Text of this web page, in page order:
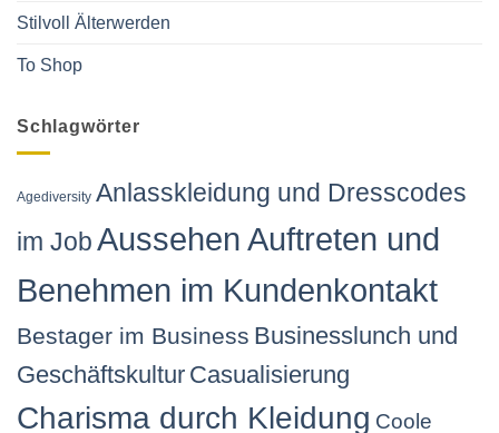
Stilvoll Älterwerden
To Shop
Schlagwörter
Agediversity Anlasskleidung und Dresscodes
im JobAussehen Auftreten und
Benehmen im Kundenkontakt
Bestager im Business Businesslunch und
Geschäftskultur Casualisierung
Charisma durch Kleidung Coole